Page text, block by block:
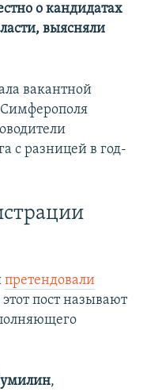
о кандидатах
выясняли
вакантной
с разницей в год-
претендовали
пост называют
,